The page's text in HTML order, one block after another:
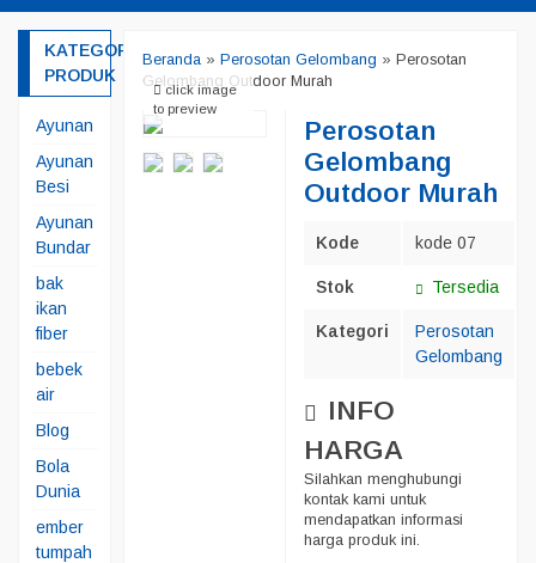
Beranda» Perosotan Gelombang » Perosotan
Gelombang Outdoor Murah
click image
to preview
Perosotan
Gelombang
Outdoor Murah
Kode kode 07
Stok Tersedia
Kategori
Perosotan
Gelombang
INFO
HARGA
Silahkan menghubungi
kontak kami untuk
mendapatkan informasi
harga produk ini.
KATEGORI
PRODUK
Ayunan
Ayunan
Besi
Ayunan
Bundar
bak
ikan
fiber
bebek
air
Blog
Bola
Dunia
ember
tumpah